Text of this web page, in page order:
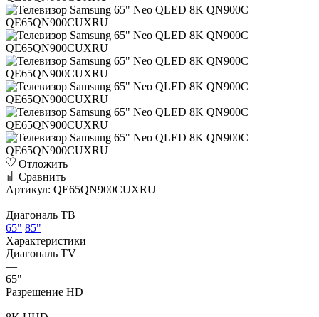
Отложить
Сравнить
Артикул: QE65QN900CUXRU
Диагональ ТВ
65" 85"
Характеристики
Диагональ TV
—
65"
Разрешение HD
—